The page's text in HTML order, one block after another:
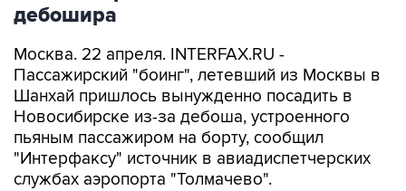
дебошира
Москва. 22 апреля. INTERFAX.RU -
Пассажирский "боинг", летевший из Москвы в
Шанхай пришлось вынужденно посадить в
Новосибирске из-за дебоша, устроенного
пьяным пассажиром на борту, сообщил
"Интерфаксу" источник в авиадиспетчерских
службах аэропорта "Толмачево".